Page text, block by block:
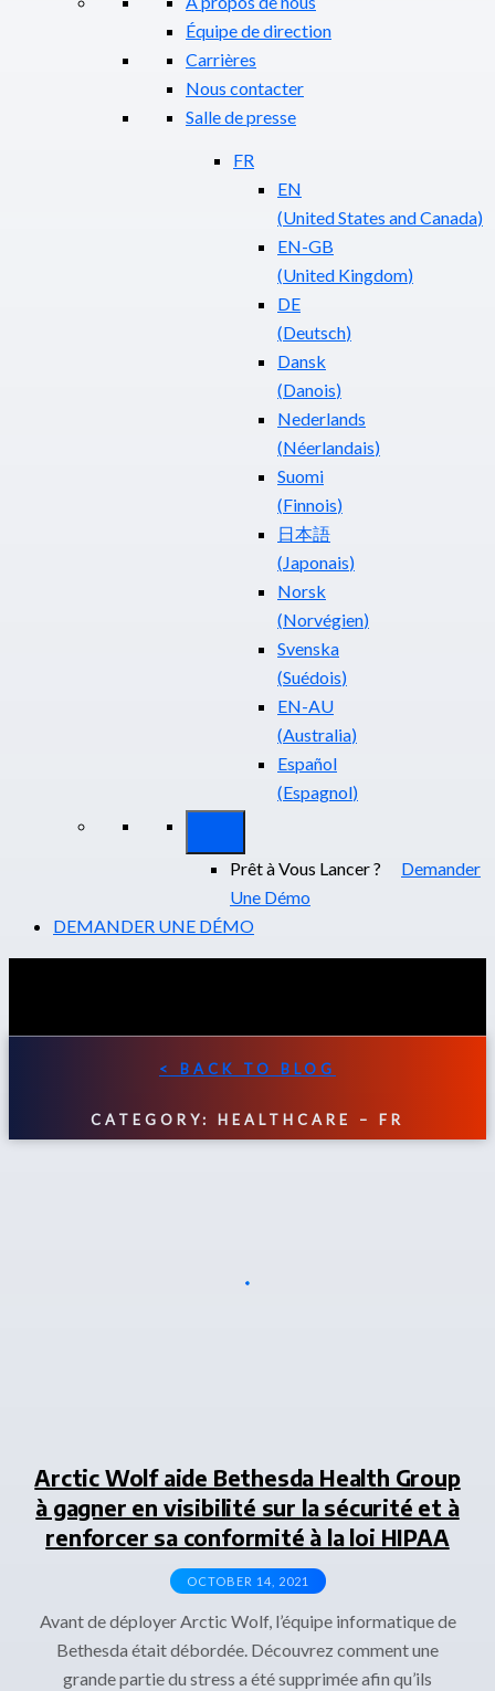
Équipe de direction
Carrières
Nous contacter
Salle de presse
FR
EN
(United States and Canada)
EN-GB
(United Kingdom)
DE
(Deutsch)
Dansk
(Danois)
Nederlands
(Néerlandais)
Suomi
(Finnois)
日本語
( Japonais)
Norsk
(Norvégien)
Svenska
(Suédois)
EN-AU
(Australia)
Español
(Espagnol)
Prêt à Vous Lancer ? Demander
Une Démo
DEMANDER UNE DÉMO
< BACK TO BLOG
CATEGORY: HEALTHCARE – FR
Arctic Wolf aide Bethesda Health Group
à gagner en visibilité sur la sécurité et à
renforcer sa conformité à la loi HIPAA
OCTOBER 14, 2021
Avant de déployer Arctic Wolf, l’équipe informatique de
Bethesda était débordée. Découvrez comment une
grande partie du stress a été supprimée afin qu’ils